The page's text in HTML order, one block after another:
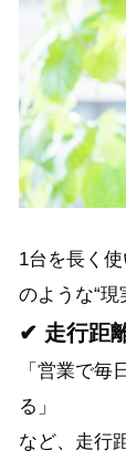
1台を長く
のような“
✔ 走行距
「営業で毎
る」
など、走行